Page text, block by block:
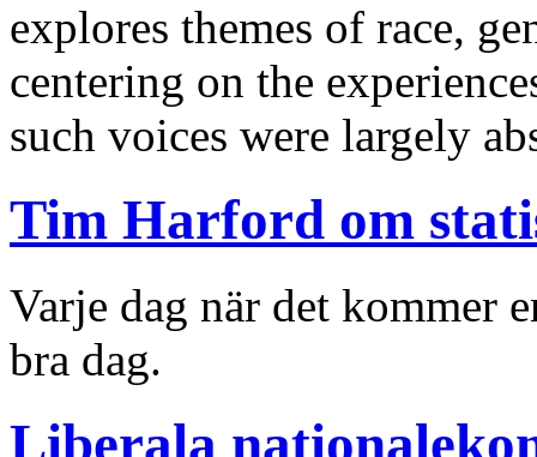
explores themes of race,
centering on the
such voices were largely
Tim Harford om
Varje dag när det kommer
bra dag.
Liberala